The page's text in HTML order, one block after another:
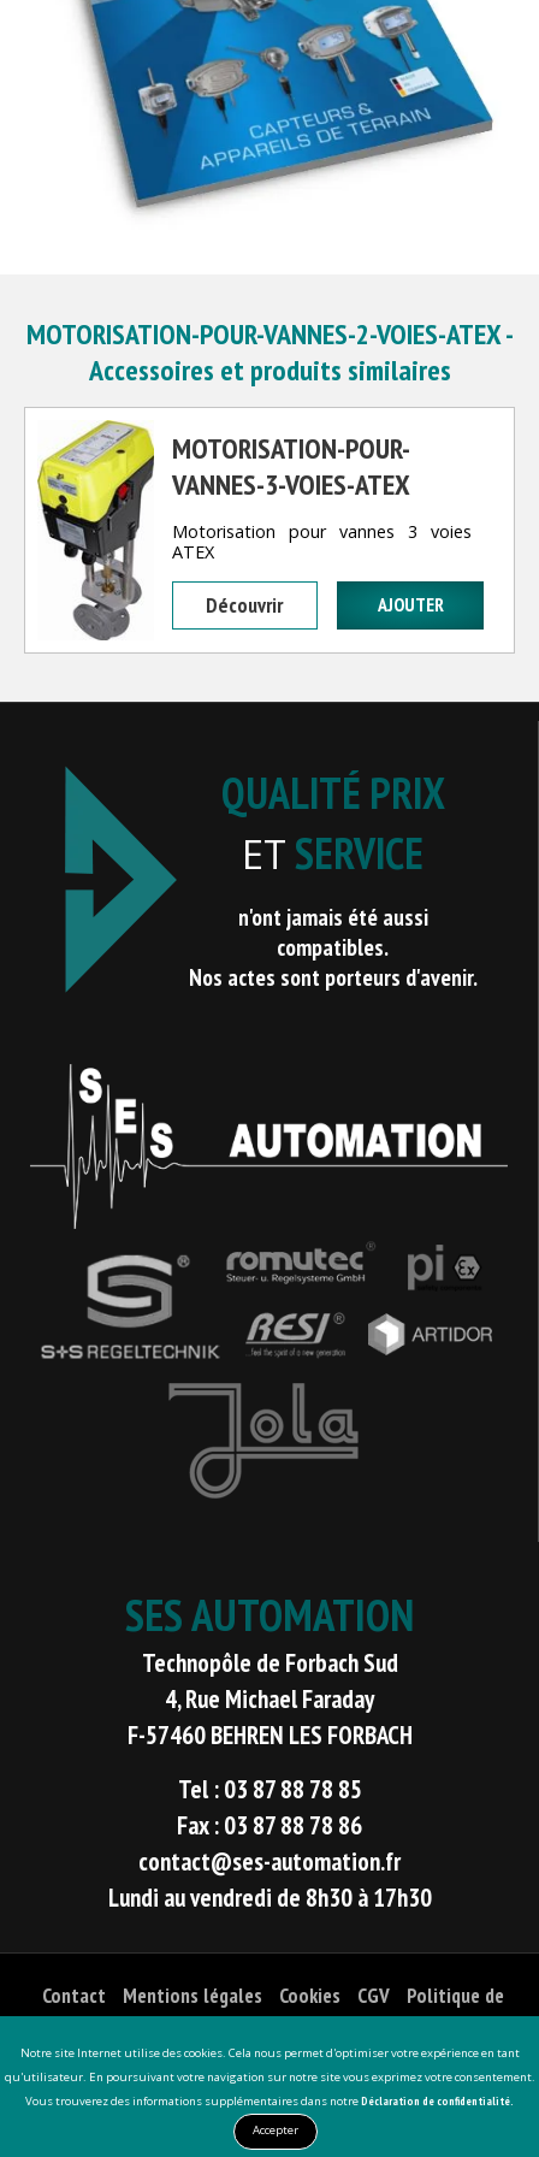
Notre site Internet utilise des cookies. Cela nous permet d'optimiser votre expérience en tant
qu'utilisateur. En poursuivant votre navigation sur notre site vous exprimez votre consentement.
Vous trouverez des informations supplémentaires dans notreDéclaration de confidentialité.
MOTORISATION-POUR-VANNES-2-VOIES-ATEX -
Accessoires et produits similaires
MOTORISATION-POUR-
VANNES-3-VOIES-ATEX
Motorisation pour vannes 3 voies
ATEX
Découvrir
QUALITÉ PRIX
ET SERVICE
n'ont jamais été aussi
compatibles.
Nos actes sont porteurs d'avenir.
SES AUTOMATION
Technopôle de Forbach Sud
4, Rue Michael Faraday
F-57460 BEHREN LES FORBACH
Tel : 03 87 88 78 85
Fax : 03 87 88 78 86
contact@ses-automation.fr
Lundi au vendredi de 8h30 à 17h30
Contact Mentions légales Cookies CGV
Politique de
Développement